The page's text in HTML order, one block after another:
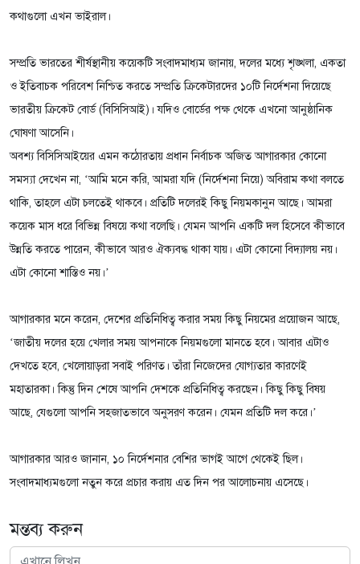
কথাগুলো এখন ভাইরাল।
সম্প্রতি ভারতের শীর্ষস্থানীয় কয়েকটি সংবাদমাধ্যম জানায়, দলের মধ্যে শৃঙ্খলা, একতা
ও ইতিবাচক পরিবেশ নিশ্চিত করতে সম্প্রতি ক্রিকেটারদের ১০টি নির্দেশনা দিয়েছে
ভারতীয় ক্রিকেট বোর্ড (বিসিসিআই)। যদিও বোর্ডের পক্ষ থেকে এখনো আনুষ্ঠানিক
ঘোষণা আসেনি।
অবশ্য বিসিসিআইয়ের এমন কঠোরতায় প্রধান নির্বাচক অজিত আগারকার কোনো
সমস্যা দেখেন না, ‘আমি মনে করি, আমরা যদি (নির্দেশনা নিয়ে) অবিরাম কথা বলতে
থাকি, তাহলে এটা চলতেই থাকবে। প্রতিটি দলেরই কিছু নিয়মকানুন আছে। আমরা
কয়েক মাস ধরে বিভিন্ন বিষয়ে কথা বলেছি। যেমন আপনি একটি দল হিসেবে কীভাবে
উন্নতি করতে পারেন, কীভাবে আরও ঐক্যবদ্ধ থাকা যায়। এটা কোনো বিদ্যালয় নয়।
এটা কোনো শাস্তিও নয়।’
আগারকার মনে করেন, দেশের প্রতিনিধিত্ব করার সময় কিছু নিয়মের প্রয়োজন আছে,
‘জাতীয় দলের হয়ে খেলার সময় আপনাকে নিয়মগুলো মানতে হবে। আবার এটাও
দেখতে হবে, খেলোয়াড়রা সবাই পরিণত। তাঁরা নিজেদের যোগ্যতার কারণেই
মহাতারকা। কিন্তু দিন শেষে আপনি দেশকে প্রতিনিধিত্ব করছেন। কিছু কিছু বিষয়
আছে, যেগুলো আপনি সহজাতভাবে অনুসরণ করেন। যেমন প্রতিটি দল করে।’
আগারকার আরও জানান, ১০ নির্দেশনার বেশির ভাগই আগে থেকেই ছিল।
সংবাদমাধ্যমগুলো নতুন করে প্রচার করায় এত দিন পর আলোচনায় এসেছে।
মন্তব্য করুন